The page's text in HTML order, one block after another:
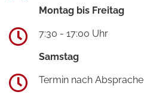
Montag bis Freitag
7:30 - 17:00 Uhr
Samstag
Termin nach Absprache